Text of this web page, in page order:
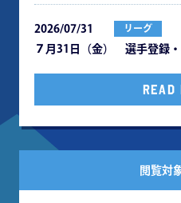
2026/07/31 リーグ
７月31日（金） 選手登録
READ
閲覧対